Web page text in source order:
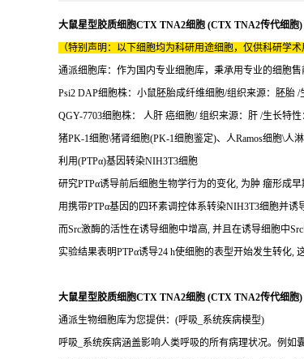
大鼠星型胶质细胞CTX TNA2细胞 (CTX TNA2传代细胞)
（特别声明：以下细胞均为科研用途细胞，仅供科研学
通派细胞库：作为国内专业细胞库，秉承用专业的细胞
Psi2 DAP细胞株：小鼠胚胎成纤维细胞/组织来源：胚胎
QGY-7703细胞株： 人肝 癌细胞/ 组织来源：肝 /生长特
猪PK-1细胞\猪肾细胞(PK-1细胞鉴定)、人Ramos细胞\人
利用(PTPα)基因转染NIH3T3细胞
研究PTPα诱导前后细胞生物学行为的变化, 为肿 瘤形成
用携带PTPα基因的四环素调控体系转染NIH3T3细胞并诱
而Src激酶的活性在诱导细胞中增高, 并且在诱导细胞中
实验结果表明PTPα诱导24 h使细胞的表型开始发生转化,
大鼠星型胶质细胞CTX TNA2细胞 (CTX TNA2传代细胞)
通派生物细胞库为您提供：(呼吸_系统疾病模型)
呼吸_系统疾病涵盖影响人类呼吸的所有病理状况。例如